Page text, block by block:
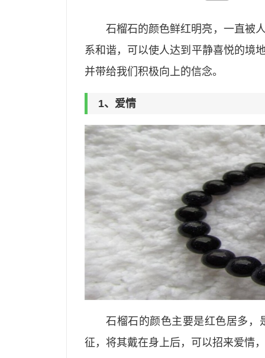
石榴石的颜色鲜红明亮，一直被
系和谐，可以使人达到平静喜悦的境
并带给我们积极向上的信念。
1、爱情
石榴石的颜色主要是红色居多，
征，将其戴在身上后，可以招来爱情